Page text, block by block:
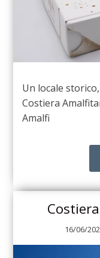
Un locale
Costiera
Amalfi
16/06/